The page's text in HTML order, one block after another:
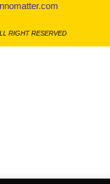
RIGHT RESERVED